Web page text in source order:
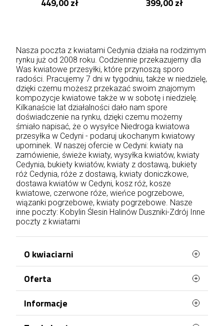
449,00 zł 399,00 zł
Nasza poczta z kwiatami Cedynia działa na rodzimym
rynku już od 2008 roku. Codziennie przekazujemy dla
Was kwiatowe przesyłki, które przynoszą sporo
radości. Pracujemy 7 dni w tygodniu, także w niedzielę,
dzięki czemu możesz przekazać swoim znajomym
kompozycje kwiatowe także w w sobotę i niedzielę.
Kilkanaście lat działalności dało nam spore
doświadczenie na rynku, dzięki czemu możemy
śmiało napisać, że o wysyłce Niedroga kwiatowa
przesyłka w Cedyni - podaruj ukochanym kwiatowy
upominek. W naszej ofercie w Cedyni: kwiaty na
zamówienie, świeże kwiaty, wysyłka kwiatów, kwiaty
Cedynia, bukiety kwiatów, kwiaty z dostawą, bukiety
róż Cedynia, róże z dostawą, kwiaty doniczkowe,
dostawa kwiatów w Cedyni, kosz róż, kosze
kwiatowe, czerwone róże, wieńce pogrzebowe,
wiązanki pogrzebowe, kwiaty pogrzebowe. Nasze
inne poczty: Kobylin Ślesin Halinów Duszniki-Zdrój Inne
poczty z kwiatami
O kwiaciarni
WaszaKwiaciarnia stworzona jest z myślą o
Tobie!
Posiadamy ponad 20 lat doświadczenia i
każdego dnia doręczamy kwiaty na terenie całej
Oferta
Mapa strony
Informacje